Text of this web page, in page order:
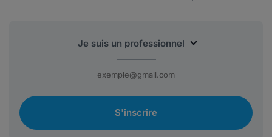
S'inscrire